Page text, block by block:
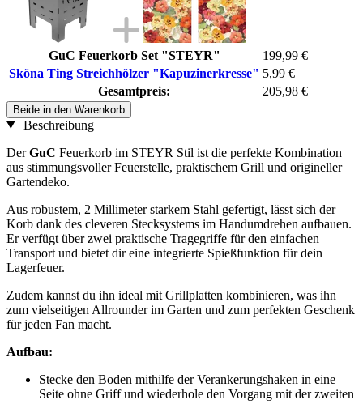
GuC Feuerkorb Set "STEYR"
199,99 €
Sköna Ting Streichhölzer "Kapuzinerkresse" 5,99 €
Gesamtpreis:
205,98 €
Beide in den Warenkorb
Beschreibung
DerGuC Feuerkorb im STEYR Stil ist die perfekte Kombination
aus stimmungsvoller Feuerstelle, praktischem Grill und origineller
Gartendeko.
Aus robustem, 2 Millimeter starkem Stahl gefertigt, lässt sich der
Korb dank des cleveren Stecksystems im Handumdrehen aufbauen.
Er verfügt über zwei praktische Tragegriffe für den einfachen
Transport und bietet dir eine integrierte Spießfunktion für dein
Lagerfeuer.
Zudem kannst du ihn ideal mit Grillplatten kombinieren, was ihn
zum vielseitigen Allrounder im Garten und zum perfekten Geschenk
für jeden Fan macht.
Aufbau:
Stecke den Boden mithilfe der Verankerungshaken in eine
Seite ohne Griff und wiederhole den Vorgang mit der zweiten